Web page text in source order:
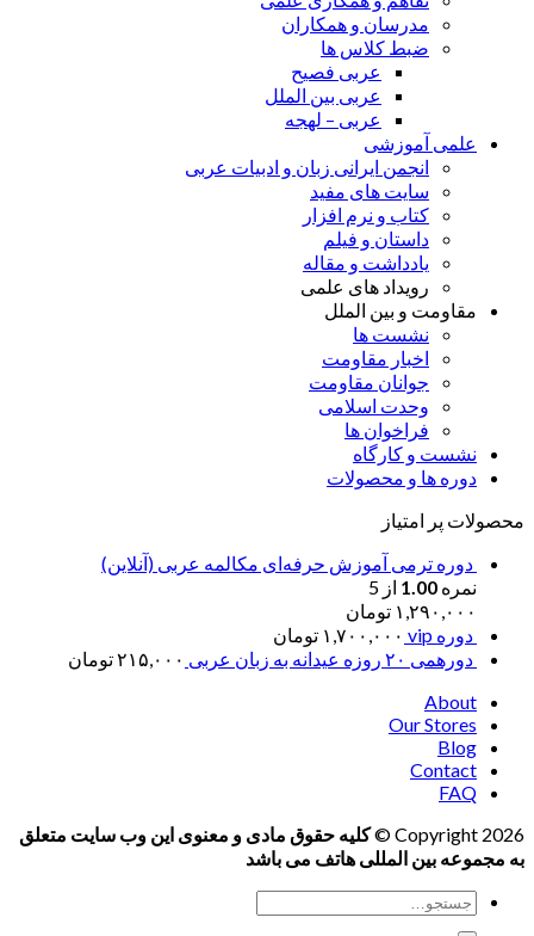
مدرسان و همکاران
ضبط کلاس ها
عربی فصیح
عربی بین الملل
عربی – لهجه
علمی آموزشی
انجمن ایرانی زبان و ادبیات عربی
سایت های مفید
کتاب و نرم افزار
داستان و فیلم
یادداشت و مقاله
رویداد های علمی
مقاومت و بین الملل
نشست ها
اخبار مقاومت
جوانان مقاومت
وحدت اسلامی
فراخوان ها
نشست و کارگاه
دوره ها و محصولات
محصولات پر امتیاز
دوره ترمی آموزش حرفه‌ای مکالمه عربی (آنلاین)
نمره 1.00 از 5
۱,۲۹۰,۰۰۰ تومان
دوره vip
۱,۷۰۰,۰۰۰ تومان
دورهمی ۲۰ روزه عیدانه به زبان عربی
۲۱۵,۰۰۰تومان
About
Our Stores
Blog
Contact
FAQ
Copyright 2026 ©
کلیه حقوق مادی و معنوی این وب سایت متعلق
به مجموعه بین المللی هاتف می باشد
جستجو
برای: